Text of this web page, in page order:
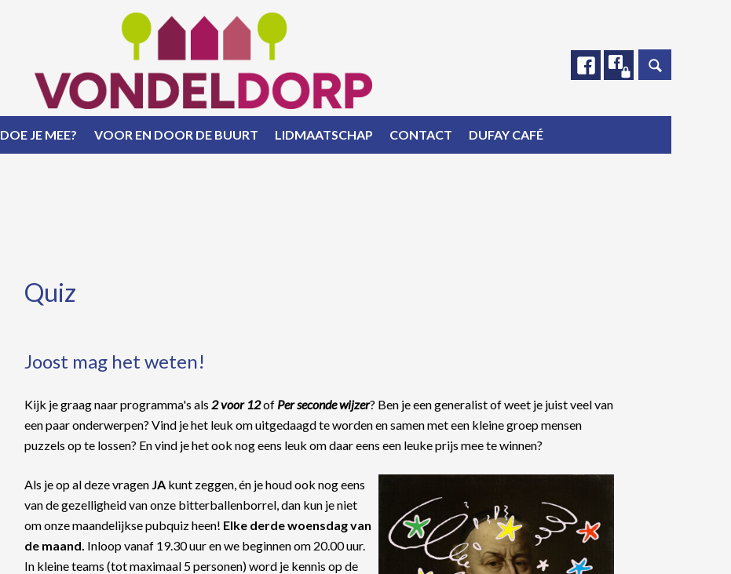
FacebookFacebook
DOE JE MEE? VOOR EN DOOR DE BUURT LIDMAATSCHAP CONTACT DUFAY CAFÉ
Quiz
Joost mag het weten!
Kijk je graag naar programma's als 2 voor 12of Per seconde wijzer? Ben je een generalist of weet je juist veel van
een paar onderwerpen? Vind je het leuk om uitgedaagd te worden en samen met een kleine groep mensen
puzzels op te lossen? En vind je het ook nog eens leuk om daar eens een leuke prijs mee te winnen?
Als je op al deze vragen JA kunt zeggen, én je houd ook nog eens
van de gezelligheid van onze bitterballenborrel, dan kun je niet
om onze maandelijkse pubquiz heen! Elke derde woensdag van
de maand. Inloop vanaf 19.30 uur en we beginnen om 20.00 uur.
In kleine teams (tot maximaal 5 personen) word je kennis op de